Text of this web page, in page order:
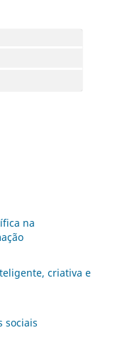
na
criativa e
sociais